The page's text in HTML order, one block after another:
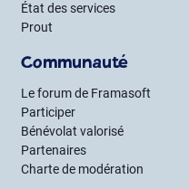
État des services
Prout
Communauté
Le forum de Framasoft
Participer
Bénévolat valorisé
Partenaires
Charte de modération